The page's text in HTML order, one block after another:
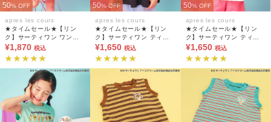
50% OFF
apres les cours
★タイムセール★【リン
ク】サーティワン ワンピ
ース
¥1,870 税込
50% OFF
apres les cours
★タイムセール★【リン
ク】サーティワン ティア
ードトップス
¥1,650 税込
50% OFF
apres les cours
★タイムセール★【リン
ク】サーティワン ティア
ードトップス
¥1,650 税込